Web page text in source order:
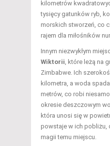
kilometrów
tysięcy gatunków ryb,
morskich stworzeń, co
rajem dla miłośników
Innym niezwykłym
Wiktorii , które leżą na
Zimbabwe. Ich
kilometra, a woda
metrów, co robi
okresie deszczowym
która unosi się w
powstaje w ich pobliżu,
magii temu miejscu.